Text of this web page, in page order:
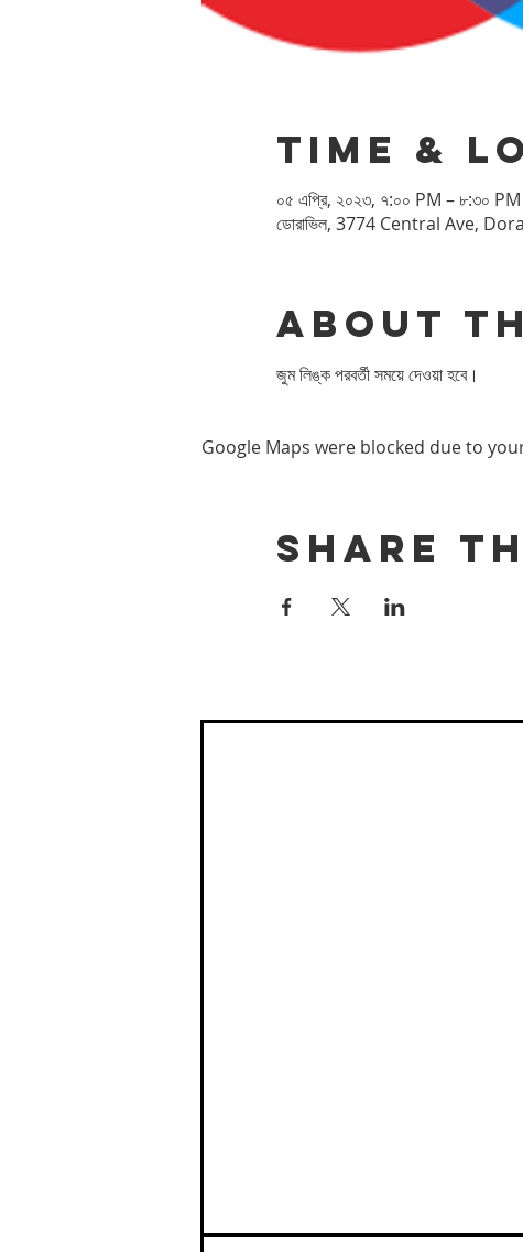
Time &
০৫ এপ্রি, ২০২৩, ৭:০০ PM – ৮:৩০ PM
ডোরাভিল, 3774 Central Ave,
About
জুম লিঙ্ক পরবর্তী সময়ে দেওয়া হবে।
Google Maps were blocked due to
Share